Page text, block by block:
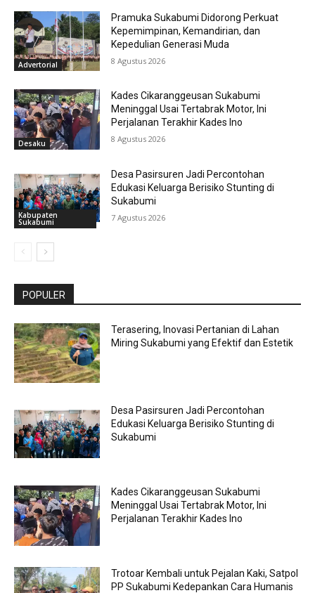
Advertorial
Pramuka Sukabumi Didorong Perkuat
Kepemimpinan, Kemandirian, dan
Kepedulian Generasi Muda
8 Agustus 2026
Desaku
Kades Cikaranggeusan Sukabumi
Meninggal Usai Tertabrak Motor, Ini
Perjalanan Terakhir Kades Ino
8 Agustus 2026
Kabupaten
Sukabumi
Desa Pasirsuren Jadi Percontohan
Edukasi Keluarga Berisiko Stunting di
Sukabumi
7 Agustus 2026
POPULER
Terasering, Inovasi Pertanian di Lahan
Miring Sukabumi yang Efektif dan Estetik
Desa Pasirsuren Jadi Percontohan
Edukasi Keluarga Berisiko Stunting di
Sukabumi
Kades Cikaranggeusan Sukabumi
Meninggal Usai Tertabrak Motor, Ini
Perjalanan Terakhir Kades Ino
Trotoar Kembali untuk Pejalan Kaki, Satpol
PP Sukabumi Kedepankan Cara Humanis